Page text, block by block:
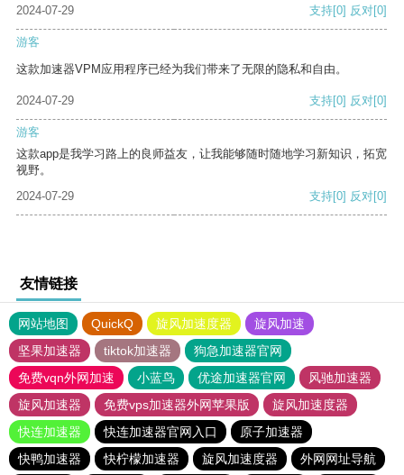
2024-07-29 支持[0] 反对[0]
游客
这款加速器VPM应用程序已经为我们带来了无限的隐私和自由。
2024-07-29 支持[0] 反对[0]
游客
这款app是我学习路上的良师益友，让我能够随时随地学习新知识，拓宽
视野。
2024-07-29
支持[0] 反对[0]
友情链接
网站地图 QuickQ 旋风加速度器
旋风加速
坚果加速器
tiktok加速器
狗急加速器官网
免费vqn外网加速
小蓝鸟 优途加速器官网
风驰加速器
旋风加速器
免费vps加速器外网苹果版
旋风加速度器
快连加速器
快连加速器官网入口
原子加速器
快鸭加速器
快柠檬加速器 旋风加速度器
外网网址导航